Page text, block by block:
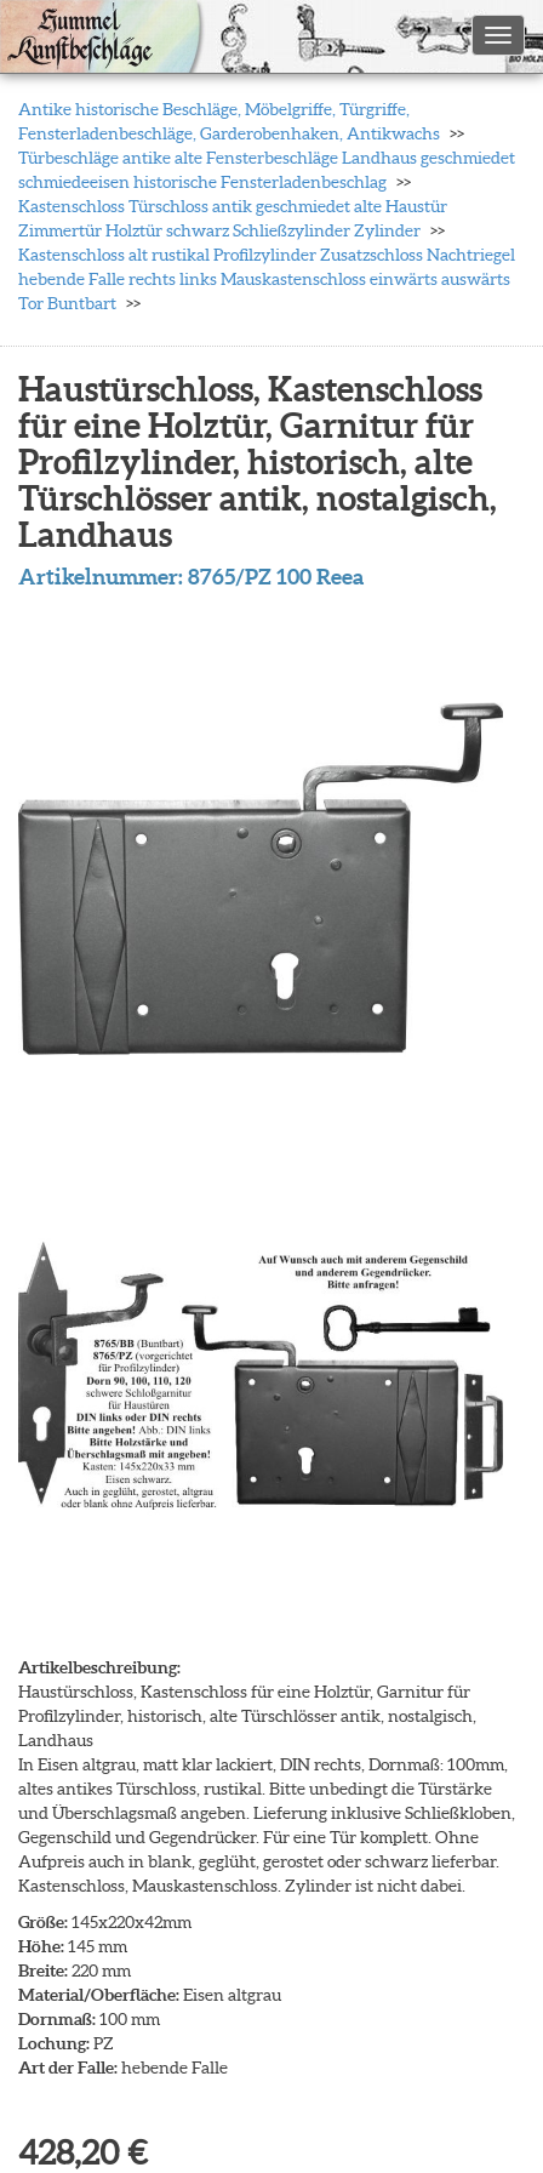
Antike historische Beschläge, Möbelgriffe, Türgriffe,
Fensterladenbeschläge, Garderobenhaken, Antikwachs
Türbeschläge antike alte Fensterbeschläge Landhaus geschmiedet
schmiedeeisen historische Fensterladenbeschlag
Kastenschloss Türschloss antik geschmiedet alte Haustür
Zimmertür Holztür schwarz Schließzylinder Zylinder
Kastenschloss alt rustikal Profilzylinder Zusatzschloss Nachtriegel
hebende Falle rechts links Mauskastenschloss einwärts auswärts
Tor Buntbart
Haustürschloss, Kastenschloss
für eine Holztür, Garnitur für
Profilzylinder, historisch, alte
Türschlösser antik, nostalgisch,
Landhaus
Artikelnummer:8765/PZ 100 Reea
Artikelbeschreibung:
Haustürschloss, Kastenschloss für eine Holztür, Garnitur für
Profilzylinder, historisch, alte Türschlösser antik, nostalgisch,
Landhaus
In Eisen altgrau, matt klar lackiert, DIN rechts, Dornmaß: 100mm,
altes antikes Türschloss, rustikal. Bitte unbedingt die Türstärke
und Überschlagsmaß angeben. Lieferung inklusive Schließkloben,
Gegenschild und Gegendrücker. Für eine Tür komplett. Ohne
Aufpreis auch in blank, geglüht, gerostet oder schwarz lieferbar.
Kastenschloss, Mauskastenschloss. Zylinder ist nicht dabei.
Größe:145x220x42mm
Höhe:145 mm
Breite:220 mm
Material/Oberfläche:Eisen altgrau
Dornmaß:100 mm
Lochung:PZ
Art der Falle:hebende Falle
428,20 €